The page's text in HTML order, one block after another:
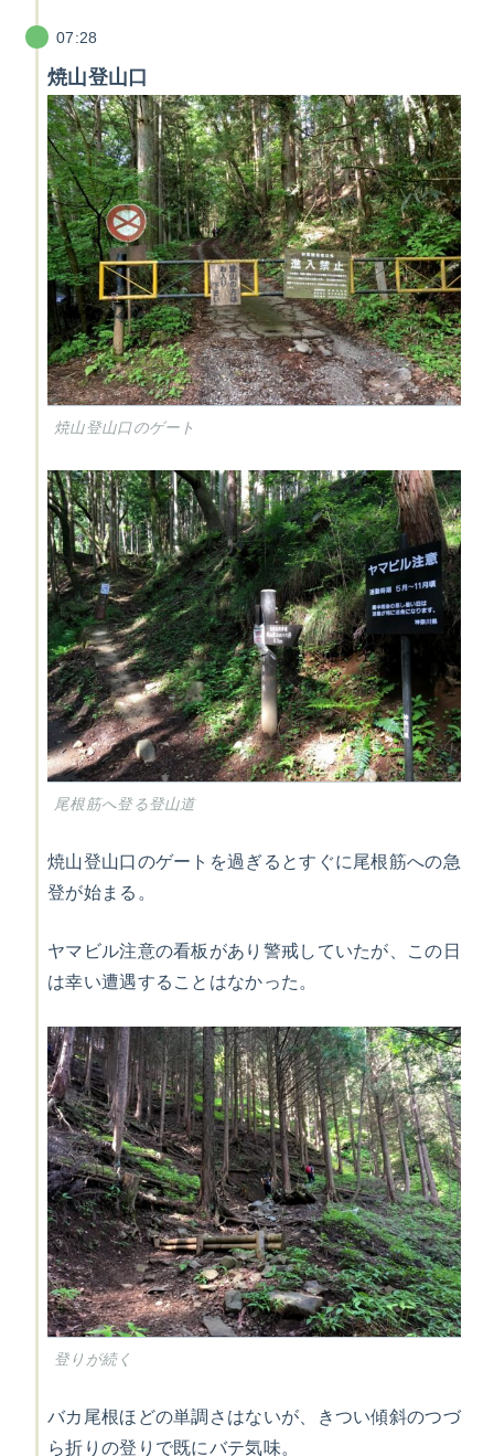
07:28
焼山登山口
焼山登山口のゲート
尾根筋へ登る登山道
焼山登山口のゲートを過ぎるとすぐに尾根筋への急
登が始まる。
ヤマビル注意の看板があり警戒していたが、この日
は幸い遭遇することはなかった。
登りが続く
バカ尾根ほどの単調さはないが、きつい傾斜のつづ
ら折りの登りで既にバテ気味。